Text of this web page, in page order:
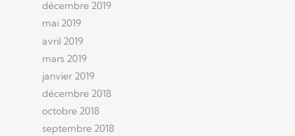
décembre 2019
mai 2019
avril 2019
mars 2019
janvier 2019
décembre 2018
octobre 2018
septembre 2018